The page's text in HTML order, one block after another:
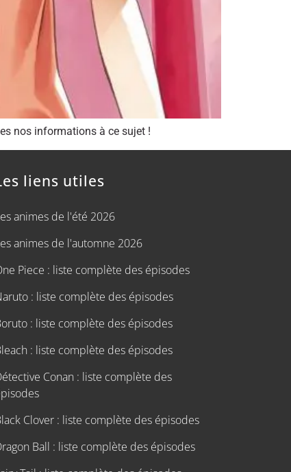
nos informations à ce sujet !
liens utiles
animes de l'été 2026
animes de l'automne 2026
Piece : liste complète des épisodes
: liste complète des épisodes
: liste complète des épisodes
: liste complète des épisodes
Conan : liste complète des
Clover : liste complète des épisodes
Ball : liste complète des épisodes